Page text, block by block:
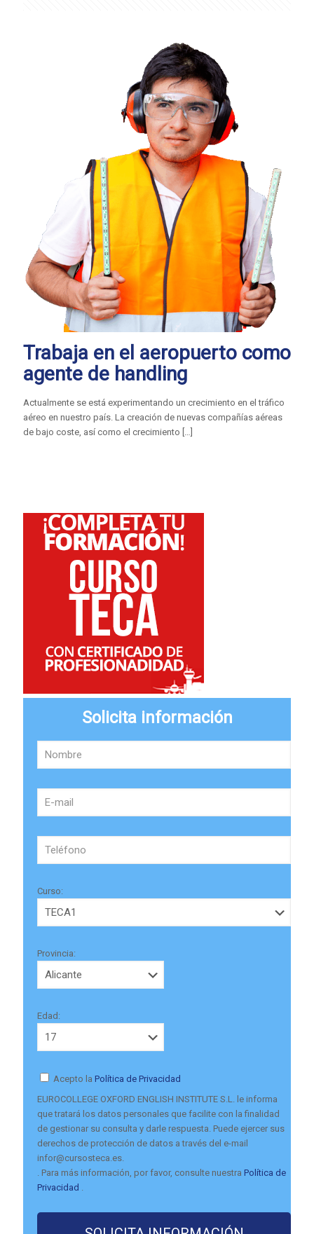
Trabaja en el aeropuerto como
agente de handling
Actualmente se está experimentando un crecimiento en el tráfico
aéreo en nuestro país. La creación de nuevas compañías aéreas
de bajo coste, así como el crecimiento
Solicita información
Curso:
Provincia:
Edad:
Acepto la Política de Privacidad
EUROCOLLEGE OXFORD ENGLISH INSTITUTE S.L. le informa
que tratará los datos personales que facilite con la finalidad
de gestionar su consulta y darle respuesta. Puede ejercer sus
derechos de protección de datos a través del e-mail
infor@cursosteca.es.
. Para más información, por favor, consulte nuestra Política de
Privacidad